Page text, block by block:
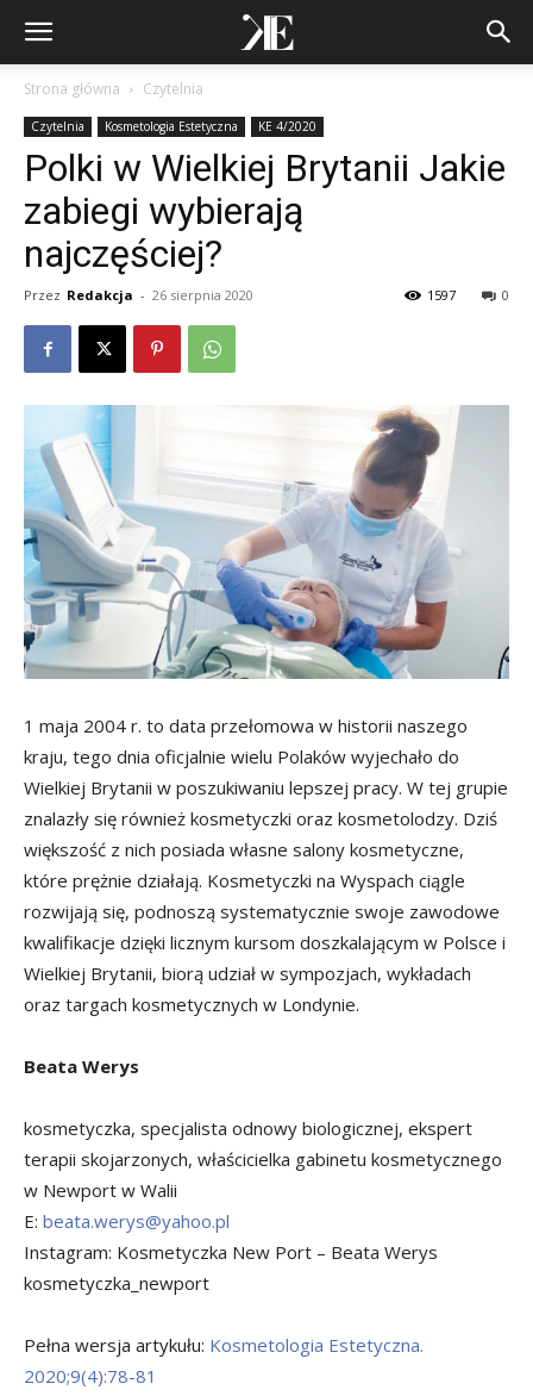
Strona główna Czytelnia
Czytelnia Kosmetologia Estetyczna KE 4/2020
Polki w Wielkiej Brytanii Jakie
zabiegi wybierają
najczęściej?
Przez Redakcja - 26 sierpnia 2020 0
1597
1 maja 2004 r. to data przełomowa w historii naszego
kraju, tego dnia oficjalnie wielu Polaków wyjechało do
Wielkiej Brytanii w poszukiwaniu lepszej pracy. W tej grupie
znalazły się również kosmetyczki oraz kosmetolodzy. Dziś
większość z nich posiada własne salony kosmetyczne,
które prężnie działają. Kosmetyczki na Wyspach ciągle
rozwijają się, podnoszą systematycznie swoje zawodowe
kwalifikacje dzięki licznym kursom doszkalającym w Polsce i
Wielkiej Brytanii, biorą udział w sympozjach, wykładach
oraz targach kosmetycznych w Londynie.
Beata Werys
kosmetyczka, specjalista odnowy biologicznej, ekspert
terapii skojarzonych, właścicielka gabinetu kosmetycznego
w Newport w Walii
E: beata.werys@yahoo.pl
Instagram: Kosmetyczka New Port – Beata Werys
kosmetyczka_newport
Pełna wersja artykułu: Kosmetologia Estetyczna.
2020;9(4):78-81